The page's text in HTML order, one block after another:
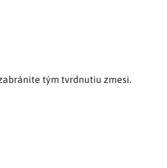
tým tvrdnutiu zmesi.